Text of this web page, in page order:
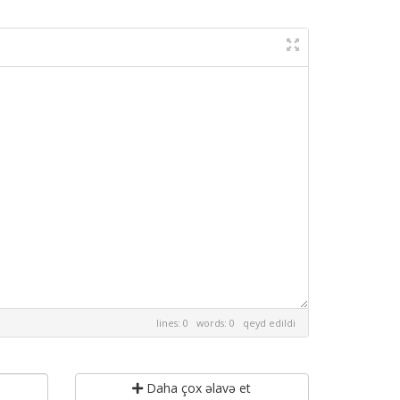
lines: 0 words: 0 qeyd edildi
Daha çox əlavə et